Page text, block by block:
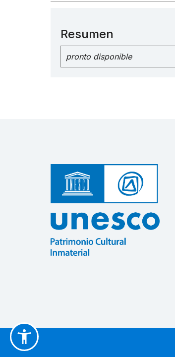
Resumen
pronto disponible